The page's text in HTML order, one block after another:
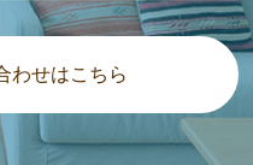
わせはこちら